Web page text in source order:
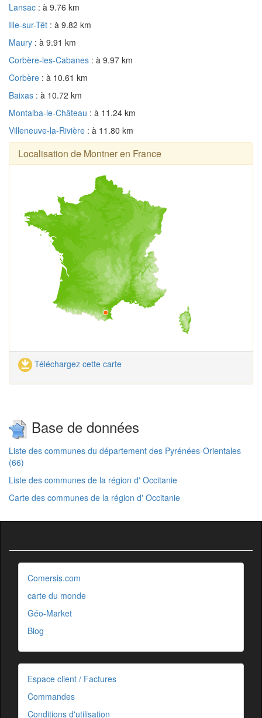
Lansac : à 9.76 km
Ille-sur-Têt : à 9.82 km
Maury : à 9.91 km
Corbère-les-Cabanes : à 9.97 km
Corbère : à 10.61 km
Baixas : à 10.72 km
Montalba-le-Château : à 11.24 km
Villeneuve-la-Rivière : à 11.80 km
Localisation de Montner en France
Téléchargez cette carte
Base de données
Liste des communes du département des Pyrénées-Orientales
(66)
Liste des communes de la région d' Occitanie
Carte des communes de la région d' Occitanie
Comersis.com
carte du monde
Géo-Market
Blog
Espace client / Factures
Commandes
Conditions d'utilisation